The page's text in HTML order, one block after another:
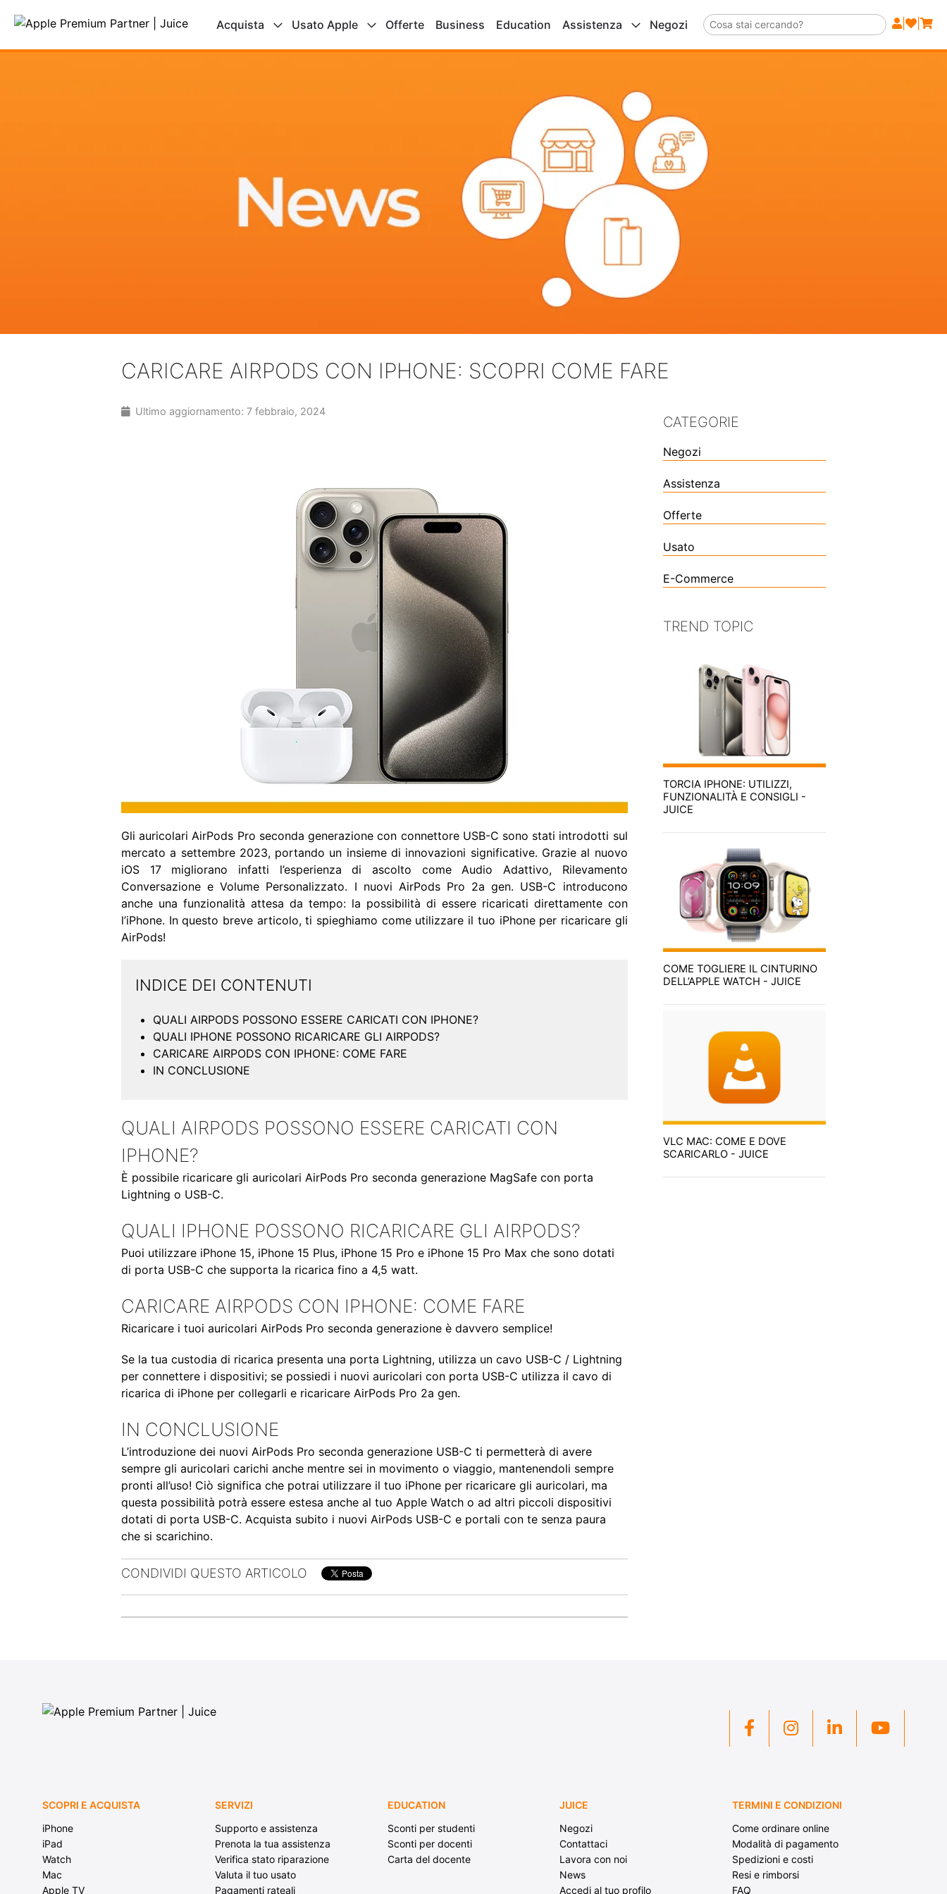
Acquista Usato Apple Offerte Business Education Assistenza Negozi | |
CARICARE AIRPODS CON IPHONE: SCOPRI COME FARE
Ultimo aggiornamento: 7 febbraio, 2024
Gli auricolari AirPods Pro seconda generazione con connettore USB-C sono stati introdotti sul
mercato a settembre 2023, portando un insieme di innovazioni significative. Grazie al nuovo
iOS 17 migliorano infatti l’esperienza di ascolto come Audio Adattivo, Rilevamento
Conversazione e Volume Personalizzato. I nuovi AirPods Pro 2a gen. USB-C introducono
anche una funzionalità attesa da tempo: la possibilità di essere ricaricati direttamente con
l’iPhone. In questo breve articolo, ti spieghiamo come utilizzare il tuo iPhone per ricaricare gli
AirPods!
INDICE DEI CONTENUTI
QUALI AIRPODS POSSONO ESSERE CARICATI CON IPHONE?
QUALI IPHONE POSSONO RICARICARE GLI AIRPODS?
CARICARE AIRPODS CON IPHONE: COME FARE
IN CONCLUSIONE
QUALI AIRPODS POSSONO ESSERE CARICATI CON
IPHONE?
È possibile ricaricare gli auricolari AirPods Pro seconda generazione MagSafe con porta
Lightning o USB-C.
QUALI IPHONE POSSONO RICARICARE GLI AIRPODS?
Puoi utilizzare iPhone 15, iPhone 15 Plus, iPhone 15 Pro e iPhone 15 Pro Max che sono dotati
di porta USB-C che supporta la ricarica fino a 4,5 watt.
CARICARE AIRPODS CON IPHONE: COME FARE
Ricaricare i tuoi auricolari AirPods Pro seconda generazione è davvero semplice!
Se la tua custodia di ricarica presenta una porta Lightning, utilizza un cavo USB-C / Lightning
per connettere i dispositivi; se possiedi i nuovi auricolari con porta USB-C utilizza il cavo di
ricarica di iPhone per collegarli e ricaricare AirPods Pro 2a gen.
IN CONCLUSIONE
L’introduzione dei nuovi AirPods Pro seconda generazione USB-C ti permetterà di avere
sempre gli auricolari carichi anche mentre sei in movimento o viaggio, mantenendoli sempre
pronti all’uso! Ciò significa che potrai utilizzare il tuo iPhone per ricaricare gli auricolari, ma
questa possibilità potrà essere estesa anche al tuo Apple Watch o ad altri piccoli dispositivi
dotati di porta USB-C. Acquista subito i nuovi AirPods USB-C e portali con te senza paura
che si scarichino.
CONDIVIDI QUESTO ARTICOLO
CATEGORIE
Negozi
Assistenza
Offerte
Usato
E-Commerce
TREND TOPIC
TORCIA IPHONE: UTILIZZI,
FUNZIONALITÀ E CONSIGLI -
JUICE
COME TOGLIERE IL CINTURINO
DELL’APPLE WATCH - JUICE
VLC MAC: COME E DOVE
SCARICARLO - JUICE
SCOPRI E ACQUISTA
iPhone
iPad
Watch
Mac
Apple TV
SERVIZI
Supporto e assistenza
Prenota la tua assistenza
Verifica stato riparazione
Valuta il tuo usato
Pagamenti rateali
EDUCATION
Sconti per studenti
Sconti per docenti
Carta del docente
JUICE
Negozi
Contattaci
Lavora con noi
News
Accedi al tuo profilo
TERMINI E CONDIZIONI
Come ordinare online
Modalità di pagamento
Spedizioni e costi
Resi e rimborsi
FAQ